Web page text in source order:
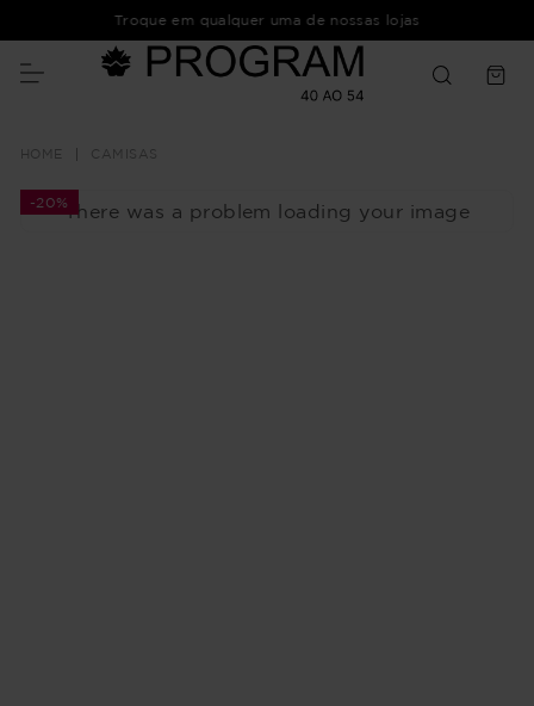
Troque em qualquer uma de nossas lojas
CAMISAS
There was a problem loading your image
-20%